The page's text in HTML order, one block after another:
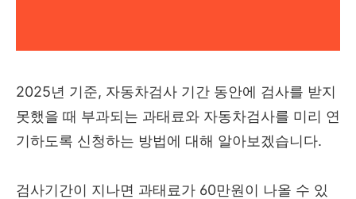
2025년 기준, 자동차검사 기간 동안에 검사를 받지
못했을 때 부과되는 과태료와 자동차검사를 미리 연
기하도록 신청하는 방법에 대해 알아보겠습니다.
검사기간이 지나면 과태료가 60만원이 나올 수 있